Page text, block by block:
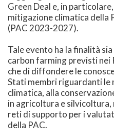
Green Deal e, in
mitigazione climatica della
(PAC 2023-2027).
Tale evento ha la finalità
carbon farming previsti nei
che di diffondere le
Stati membri riguardanti le
climatica, alla
in agricoltura e
reti di supporto per i
della PAC.